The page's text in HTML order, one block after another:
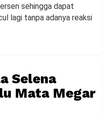
sehingga dapat
lagi tanpa adanya reaksi
Selena
Mata Megar